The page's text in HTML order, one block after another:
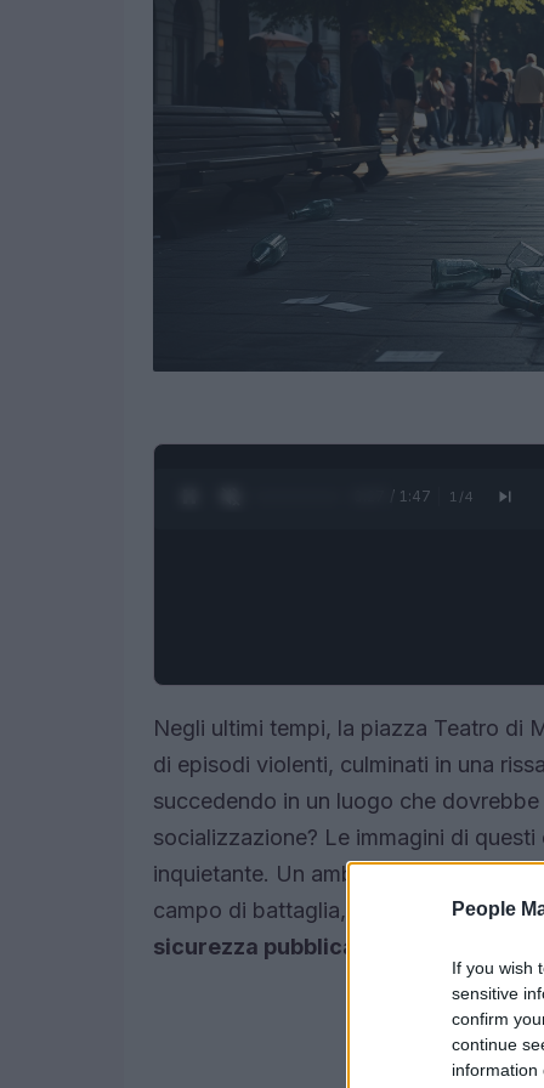
People
If you wish
sensitive
confirm
continue
information
0:28 / 1:47 1 /4
Negli ultimi tempi, la piazza Teatro di
di episodi violenti, culminati in una
succedendo in un luogo che
socializzazione? Le immagini di
inquietante. Un ambiente che una
campo di battaglia, spesso
sicurezza pubblica.